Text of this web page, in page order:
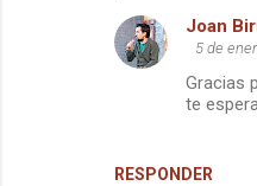
RESPONDER
Joan
5 de
Gracias
te